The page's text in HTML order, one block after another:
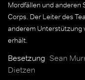
Mordfällen und anderen
Corps. Der Leiter des
anderem Unterstützung
erhält.
Besetzung Sean
Dietzen